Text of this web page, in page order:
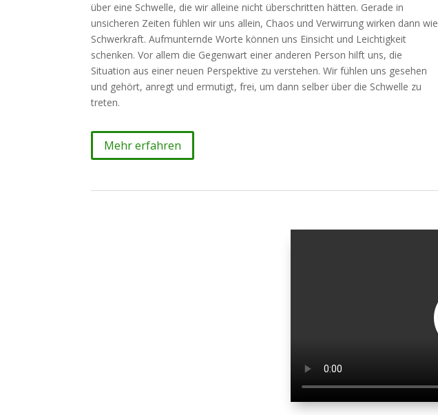
über eine Schwelle, die wir alleine nicht überschritten hätten. Gerade in
unsicheren Zeiten fühlen wir uns allein, Chaos und Verwirrung wirken dann wie
Schwerkraft. Aufmunternde Worte können uns Einsicht und Leichtigkeit
schenken. Vor allem die Gegenwart einer anderen Person hilft uns, die
Situation aus einer neuen Perspektive zu verstehen. Wir fühlen uns gesehen
und gehört, anregt und ermutigt, frei, um dann selber über die Schwelle zu
treten.
Mehr erfahren